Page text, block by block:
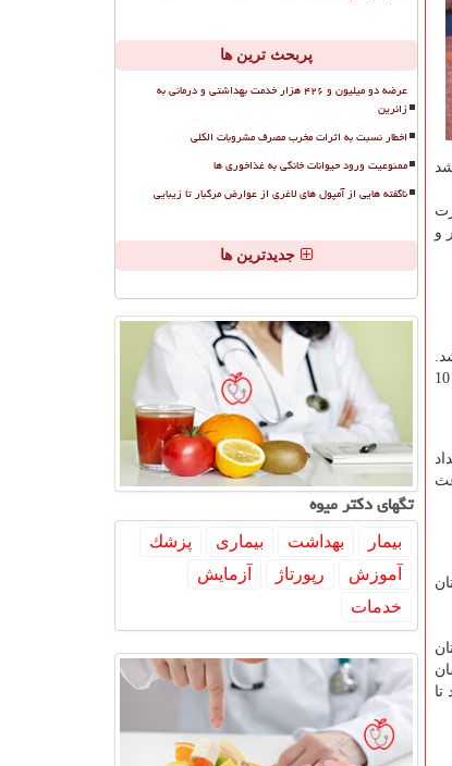
و
شرکت پی کی اینوست مفتخر است که تنها مجموعه اخذ اقامت کارمندی می باشد که از طریق شرکتهای واقعی و معتبر با سوابق بیش از 10
پربحث ترین ها
عرضه دو میلیون و ۴۲۶ هزار خدمت بهداشتی و درمانی به
زائرین
اخطار نسبت به اثرات مخرب مصرف مشروبات الکلی
ممنوعیت ورود حیوانات خانگی به غذاخوری ها
ناگفته هایی از آمپول های لاغری از عوارض مرگبار تا زیبایی
جدیدترین ها
تگهای دكتر میوه
بیمار بهداشت بیماری
پزشك
آموزش
رپورتاژ
آزمایش
خدمات